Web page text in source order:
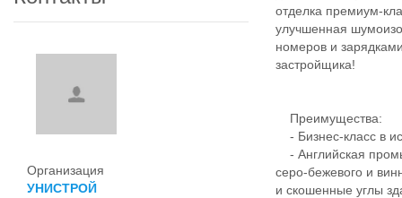
Организация
УНИСТРОЙ
отделка премиум-
улучшенная
номеров и
застройщика!
Преимущества:
- Бизнес-класс в
- Английская
серо-бежевого и
и скошенные углы